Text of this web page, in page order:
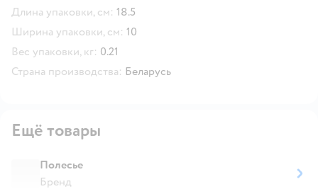
Длина упаковки, см: 18.5
Ширина упаковки, см: 10
Вес упаковки, кг: 0.21
Страна производства: Беларусь
Ещё товары
Полесье
Бренд